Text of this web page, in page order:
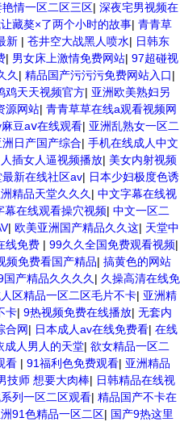
艳情一区二区三区| 深夜宅男视频在
藏獒×了两个小时的故事| 青青草
新 | 苍井空大战黑人喷水| 日韩东
| 男女床上激情免费网站| 97超碰视
久 | 精品国产污污污免费网站入口|
鸡天天视频官方| 亚洲欧美熟妇另
源网站| 青青草草在线a观看视频网
豆aⅴ在线观看| 亚洲乱熟女一区二
日产国产综合| 手机在线成人中文
插女人逼视频播放| 美女内射视频
最新在线社区av| 日本少妇极度色诱
精品天堂久久久 | 中文字幕在线视
幕在线观看操穴视频| 中文一区二
| 欧美亚洲国产精品久久这| 天堂中
线免费 | 99久久全国免费观看视频|
频免费看国产精品| 搞黄色的网站
国产精品久久久久 | 久操高清在线免
区精品一区二区毛片不卡| 亚洲精
卡| 9热视频免费在线播放| 无套内
合网| 日本成人av在线免费看| 在线
成人男人的天堂| 欲女精品一区二
看 | 91福利色免费观看| 亚洲精品
技师 想要大肉棒| 日韩精品在线视
列一区二区观看| 精品国产不卡在
91色精品一区二区| 国产9热这里